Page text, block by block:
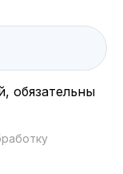
обязательны